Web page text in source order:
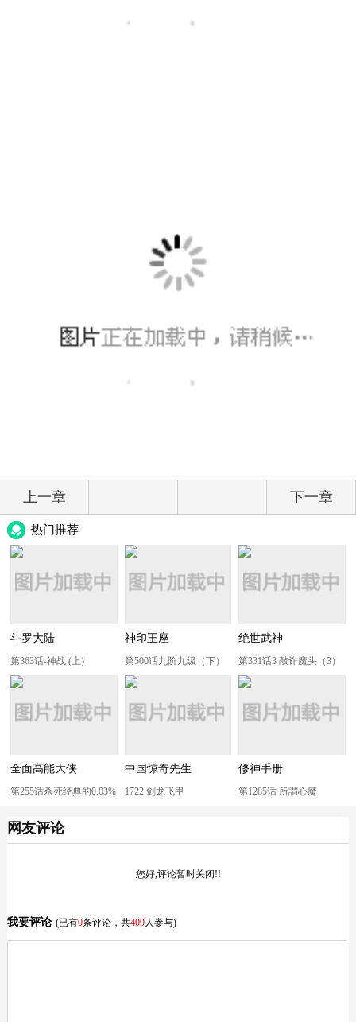
上一章 下一章
热门推荐
斗罗大陆
第363话-神战 (上)
神印王座
第500话九阶九级（下）
绝世武神
第331话3 敲诈魔头（3）
全面高能大侠
第255话杀死经典的0.03%
中国惊奇先生
1722 剑龙飞甲
修神手册
第1285话 所謂心魔
网友评论
您好,评论暂时关闭!!
我要评论 (已有0条评论，共409人参与)